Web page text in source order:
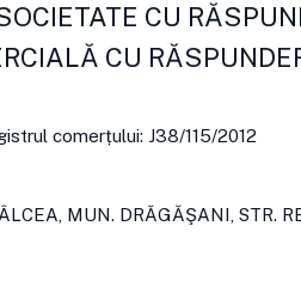
CU
CU
comerțului: J38/115/2012
MUN. DRĂGĂŞANI, STR.